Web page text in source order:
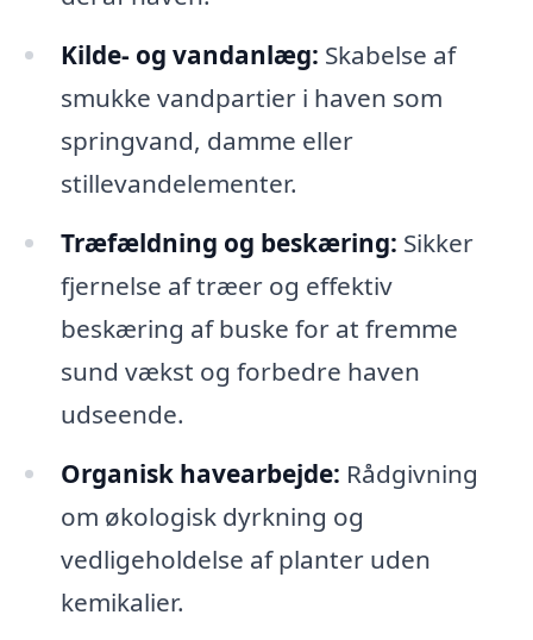
Kilde- og vandanlæg: Skabelse af
smukke vandpartier i haven som
springvand, damme eller
stillevandelementer.
Træfældning og beskæring: Sikker
fjernelse af træer og effektiv
beskæring af buske for at fremme
sund vækst og forbedre haven
udseende.
Organisk havearbejde: Rådgivning
om økologisk dyrkning og
vedligeholdelse af planter uden
kemikalier.